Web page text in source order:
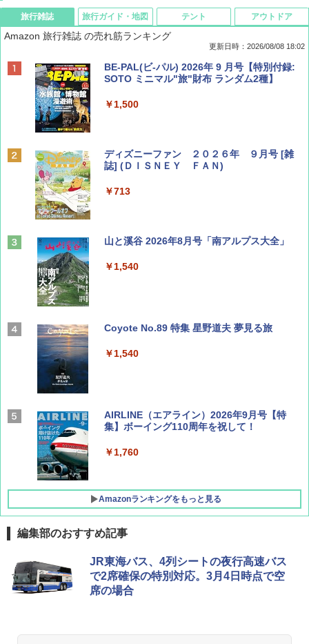
旅行雑誌
Amazon 旅行雑誌 の売れ筋ランキング
更新日時：2026/08/08 18:02
BE-PAL(ビ-パル) 2026年 9 月号【特別付録:
SOTO ミニマル"旅"財布 ランダム2種】
￥1,500
ディズニーファン ２０２６年 ９月号 [雑
誌] (ＤＩＳＮＥＹ ＦＡＮ)
￥713
山と溪谷 2026年8月号「南アルプス大全」
￥1,540
Coyote No.89 特集 星野道夫 夢見る旅
￥1,540
AIRLINE（エアライン）2026年9月号【特
集】ボーイング110周年を祝して！
￥1,760
Amazonランキングをもっと見る
旅行ガイド・地図
D40 地球の歩き方 チェンマイ タイ北部の魅
力的な町 2026～2027 地球の歩き方D アジア
￥2,079
テント
[キャンパーズコレクション 山善] ポップアッ
プテント 傘みたいに広げて畳める パッとサ
ッとサンシェード キューブ フルクローズ メ
ッシュ 簡単設置 ワンタッチテント キャンプ
アウトドア
熊撃退スプレー 熊よけスプレー 熊スプレー
【日本企業販売】超強力クマ対策スプレー 30
0ml（連続噴射30秒）110ml（連続噴射15
秒）射程5～10m 安全ロック搭載 携帯収納袋
送
編集部のおすすめ記事
JR東海バス、4列シートの夜行高速バス
で2席確保の特別対応。3月4日時点で空
席の場合